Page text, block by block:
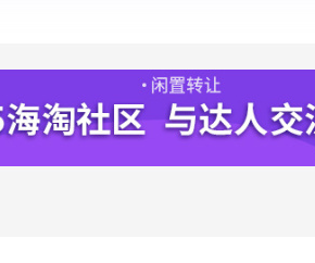
热卖！入手珑骧、
伦等
4天19小时